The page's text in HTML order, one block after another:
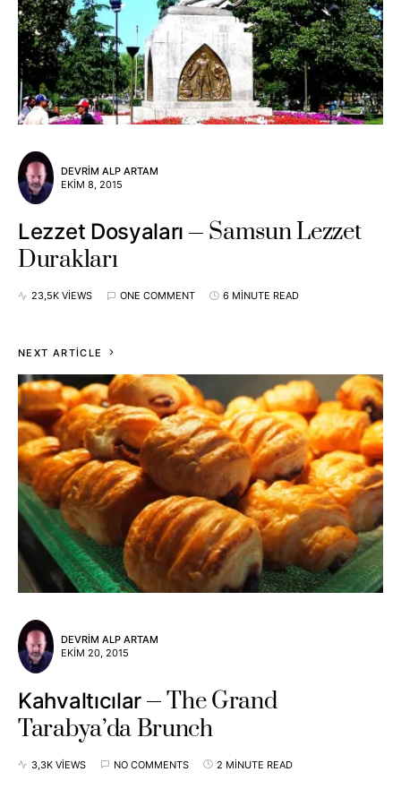
DEVRIM ALP ARTAM
EKIM 8, 2015
Lezzet Dosyaları
Samsun Lezzet
Durakları
23,5K VIEWS ONE COMMENT 6 MINUTE READ
NEXT ARTICLE
DEVRIM ALP ARTAM
EKIM 20, 2015
Kahvaltıcılar
The Grand
Tarabya’da Brunch
3,3K VIEWS NO COMMENTS 2 MINUTE READ